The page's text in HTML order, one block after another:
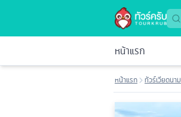
หน้าแรก
หน้าแรก ทัวร์เวียดนาม